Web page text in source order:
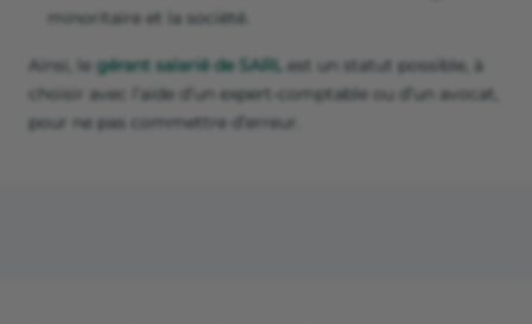
minoritaire et la société.
Ainsi, le gérant salarié de SARL est un statut possible, à
choisir avec l’aide d’un expert-comptable ou d’un avocat,
pour ne pas commettre d’erreur.